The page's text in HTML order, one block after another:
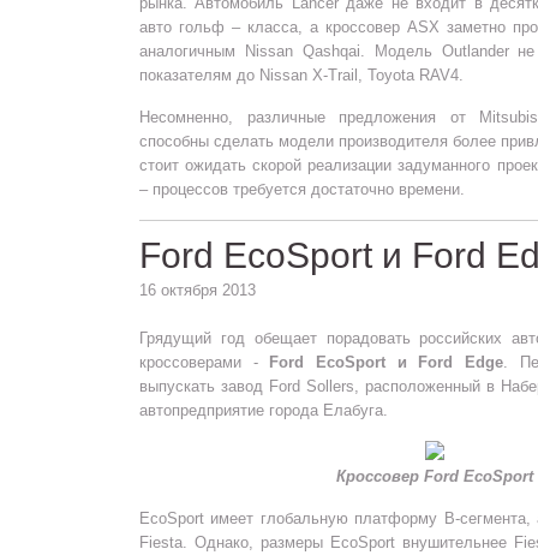
авто гольф – класса, а кроссовер ASX заметно
аналогичным Nissan Qashqai. Модель Outlander не
показателям до Nissan X-Trail, Toyota RAV4.
Несомненно, различные предложения от
способны сделать модели производителя более
стоит ожидать скорой реализации задуманного
– процессов требуется достаточно времени.
Ford EcoSport и Ford
16 октября 2013
Грядущий год обещает порадовать российских
кроссоверами -
Ford EcoSport и Ford Edge.
выпускать завод Ford Sollers, расположенный в
автопредприятие города Елабуга.
Кроссовер Ford EcoSport
EcoSport имеет глобальную платформу B-сегмента,
Fiesta. Однако, размеры EcoSport внушительнее